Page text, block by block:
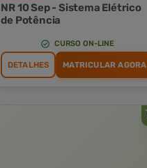
NR 10 Sep - Sistema Elétrico
de Potência
CURSO ON-LINE
DETALHES MATRICULAR AGORA